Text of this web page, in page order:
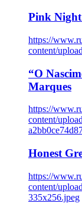
Pink
https://
content/
“O
Marques
https://
content/
Honest
https://
content/
335x256.jpeg